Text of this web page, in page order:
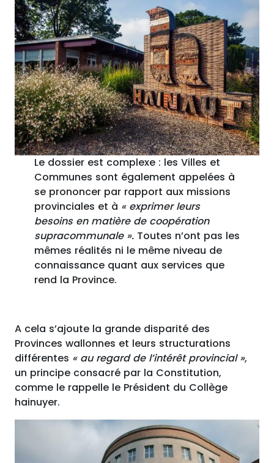
Le dossier est complexe : les Villes et
Communes sont également appelées à
se prononcer par rapport aux missions
provinciales et à « exprimer leurs
besoins en matière de coopération
supracommunale ». Toutes n’ont pas les
mêmes réalités ni le même niveau de
connaissance quant aux services que
rend la Province.
A cela s’ajoute la grande disparité des
Provinces wallonnes et leurs structurations
différentes « au regard de l’intérêt provincial »,
un principe consacré par la Constitution,
comme le rappelle le Président du Collège
hainuyer.